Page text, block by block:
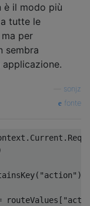
è il modo più
tutte le
per
sembra
sonjz
fonte
. Current .
( "action" ))
routeValues [